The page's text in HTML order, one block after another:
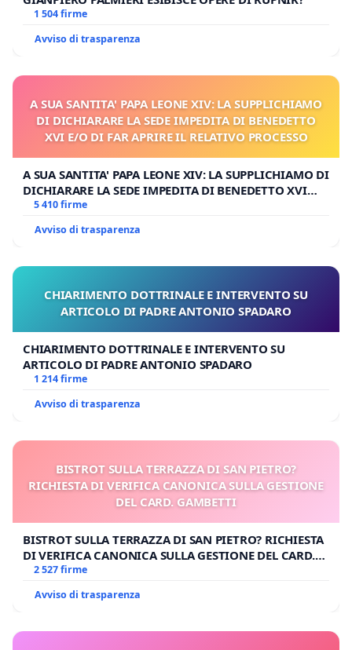
1 504 firme
Avviso di trasparenza
A SUA SANTITA' PAPA LEONE XIV: LA SUPPLICHIAMO
DI DICHIARARE LA SEDE IMPEDITA DI BENEDETTO
XVI E/O DI FAR APRIRE IL RELATIVO PROCESSO
A SUA SANTITA' PAPA LEONE XIV: LA SUPPLICHIAMO DI
DICHIARARE LA SEDE IMPEDITA DI BENEDETTO XVI
E/O DI FAR APRIRE IL RELATIVO PROCESSO
5 410 firme
Avviso di trasparenza
CHIARIMENTO DOTTRINALE E INTERVENTO SU
ARTICOLO DI PADRE ANTONIO SPADARO
CHIARIMENTO DOTTRINALE E INTERVENTO SU
ARTICOLO DI PADRE ANTONIO SPADARO
1 214 firme
Avviso di trasparenza
BISTROT SULLA TERRAZZA DI SAN PIETRO?
RICHIESTA DI VERIFICA CANONICA SULLA GESTIONE
DEL CARD. GAMBETTI
BISTROT SULLA TERRAZZA DI SAN PIETRO? RICHIESTA
DI VERIFICA CANONICA SULLA GESTIONE DEL CARD.
GAMBETTI
2 527 firme
Avviso di trasparenza